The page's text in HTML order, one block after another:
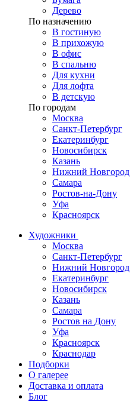
Дерево
По назначению
В гостиную
В прихожую
В офис
В спальню
Для кухни
Для лофта
В детскую
По городам
Москва
Санкт-Петербург
Екатеринбург
Новосибирск
Казань
Нижний Новгород
Самара
Ростов-на-Дону
Уфа
Красноярск
Художники
Москва
Санкт-Петербург
Нижний Новгород
Екатеринбург
Новосибирск
Казань
Самара
Ростов на Дону
Уфа
Красноярск
Краснодар
Подборки
О галерее
Доставка и оплата
Блог